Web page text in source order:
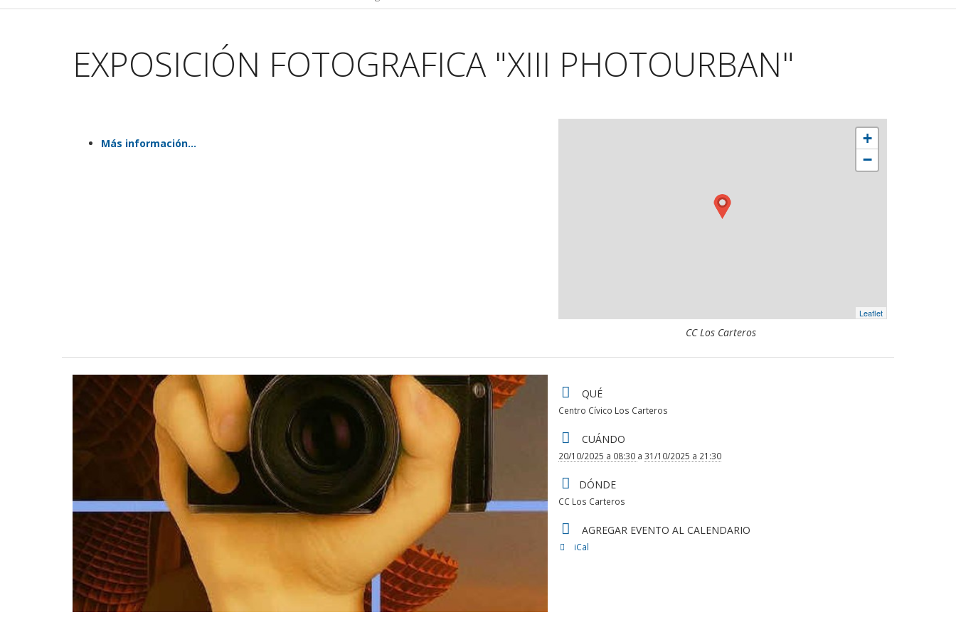
EXPOSICIÓN FOTOGRAFICA "XIII PHOTOURBAN"
civicos/los-Más información...
+
−
Leaflet
CC Los Carteros
Detalles
del
evento
QUÉ
Centro Cívico Los Carteros
CUÁNDO
20/10/2025 a 08:30 a 31/10/2025 a 21:30
DÓNDE
CC Los Carteros
AGREGAR EVENTO AL CALENDARIO
iCal